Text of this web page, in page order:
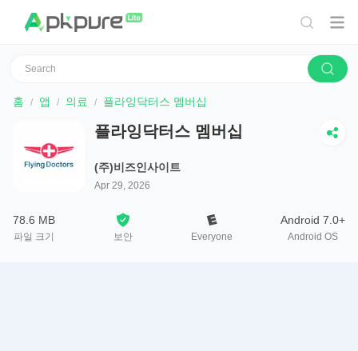
홈 앱 의료 플라잉닥터스 멤버십
플라잉닥터스 멤버십
(주)비즈인사이트
Apr 29, 2026
78.6 MB
파일 크기 보안 Everyone
Android 7.0+
Android OS